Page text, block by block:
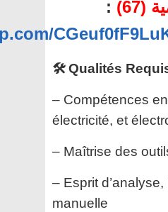
(67)
:
🛠️ Qualités
– Compétences
électricité, et
– Maîtrise des
– Esprit
manuelle